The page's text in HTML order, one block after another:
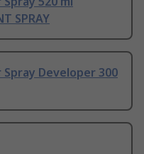
SPRAY
Developer 300